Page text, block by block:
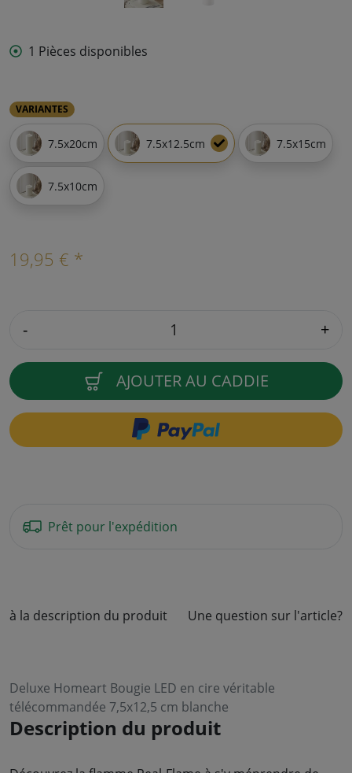
1 Pièces disponibles
VARIANTES
7.5x20cm 7.5x12.5cm 7.5x15cm
7.5x10cm
19,95 € *
- +
AJOUTER AU CADDIE
Prêt pour l'expédition
à la description du produit Une question sur l'article?
Deluxe Homeart Bougie LED en cire véritable
télécommandée 7,5x12,5 cm blanche
Description du produit